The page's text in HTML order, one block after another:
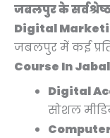
जबलपुर के
Digital
जबलपुर में कई
Course In
Digital
सोशल